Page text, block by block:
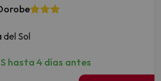
Sol
hasta 4 días antes